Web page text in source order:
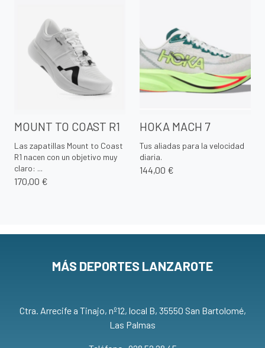
MOUNT TO COAST R1
Las zapatillas Mount to Coast
R1 nacen con un objetivo muy
claro: ...
170,00 €
HOKA MACH 7
Tus aliadas para la velocidad
diaria.
144,00 €
MÁS DEPORTES LANZAROTE
Ctra. Arrecife a Tinajo, nº12, local B, 35550 San Bartolomé,
Las Palmas